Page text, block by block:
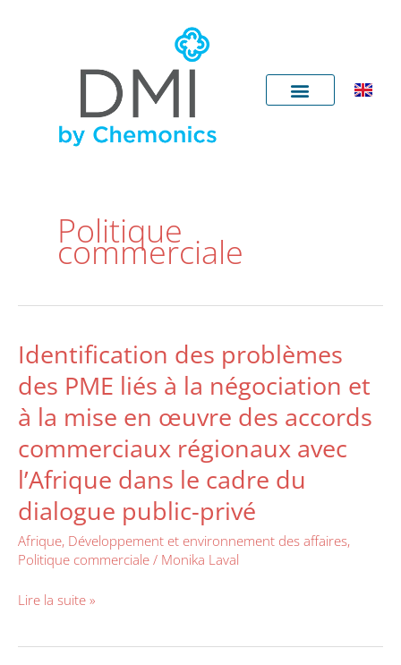
Politique
commerciale
Identification des problèmes
des PME liés à la négociation et
à la mise en œuvre des accords
commerciaux régionaux avec
l’Afrique dans le cadre du
dialogue public-privé
Afrique, Développement et environnement des affaires,
Politique commerciale / Monika Laval
Identification
problèmes
des
liés
négociation
et
à
mise
œuvre
Lire la suite »